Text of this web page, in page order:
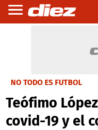
NO TODO ES FUTBOL
Teófimo
covid-19 y el